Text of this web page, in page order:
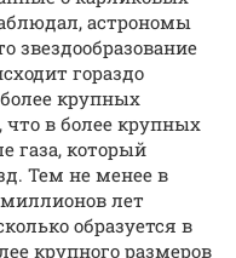
астрономы
звездообразование
гораздо
крупных
что в более крупных
газа, который
Тем не менее в
лет
образуется в
крупного размеров